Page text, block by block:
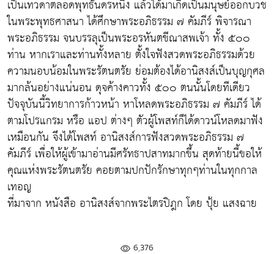
เป็นเทวดาตลอดพุทธันดรหนึ่ง แล้วได้มาเกิดเป็นมนุษย์ออกบวช
ในพระพุทธศาสนา ได้ศึกษาพระอภิธรรม ๗ คัมภีร์ พิจารณา
พระอภิธรรม จนบรรลุเป็นพระอรหันตขีณาสพเจ้า ทั้ง ๕๐๐
ท่าน หากเราและท่านทั้งหลาย ตั้งใจฟังสวดพระอภิธรรมด้วย
ความนอบน้อมในพระรัตนตรัย ย่อมต้องได้อานิสงส์เป็นบุญกุศล
มากล้นอย่างแน่นอน ดุจค้างคาวทั้ง ๕๐๐ ตนนั้นโดยทีเดียว
ปัจจุบันนี้วิทยาการก้าวหน้า หาโหลดพระอภิธรรม ๗ คัมภีร์ ได้
ตามโปรแกรม หรือ แอป ต่างๆ ตัวผู้โพสท์ก็ได้ดาวน์โหลดมาฟัง
เหมือนกัน จึงได้โพสท์ อานิสงส์การฟังสวดพระอภิธรรม ๗
คัมภีร์ เพื่อให้ผู้เข้ามาอ่านมีศรัทธาปสาทมากขึ้น สุดท้ายนี้ขอให้
คุณแห่งพระรัตนตรัย คอยตามปกปักรักษาทุกๆท่านในทุกกาล
เทอญ
ที่มาจาก หนังสือ อานิสงส์จากพระไตรปิฎก โดย ปุ้ย แสงฉาย
6,376